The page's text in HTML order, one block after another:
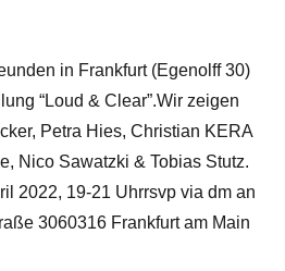
in Frankfurt (Egenolff 30)
“Loud & Clear”.Wir zeigen
Petra Hies, Christian KERA
Nico Sawatzki & Tobias Stutz.
2022, 19-21 Uhrrsvp via dm an
3060316 Frankfurt am Main